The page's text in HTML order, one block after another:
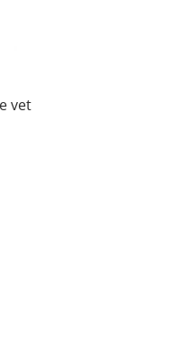
vet